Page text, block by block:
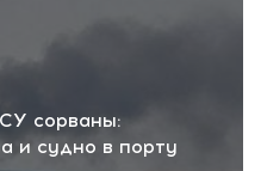
сорваны:
и судно в порту